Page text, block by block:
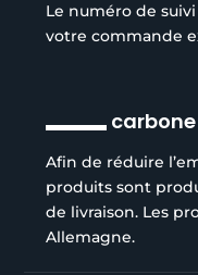
Le numéro de
votre commande
carbone
Afin de réduire
produits sont
de livraison. Les
Allemagne.